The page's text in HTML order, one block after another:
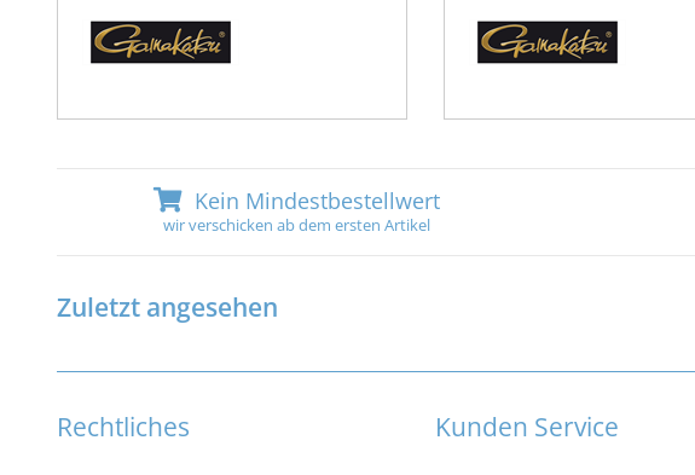
Kein Mindestbestellwert
wir verschicken ab dem ersten Artikel
Zuletzt angesehen
Rechtliches Kunden Service